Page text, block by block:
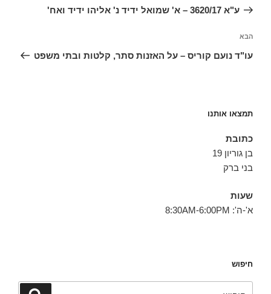
הקודם
ע"א 3620/17 – א' שמואל ידיד נ' אליהו ידיד ואח'
הפוסט
הבא
הבא
עו"ד נועם קוריס – על האזנות סתר, קלטות ובתי משפט
תמצאו אותנו
כתובת
בן גוריון 19
בני ברק
שעות
א'-ה': 8:30AM-6:00PM
חיפוש
חיפוש